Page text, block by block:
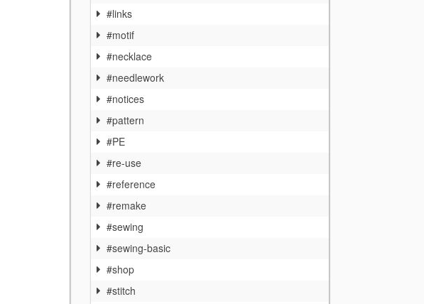
#links
#motif
#necklace
#needlework
#notices
#pattern
#PE
#re-use
#reference
#remake
#sewing
#sewing-basic
#shop
#stitch